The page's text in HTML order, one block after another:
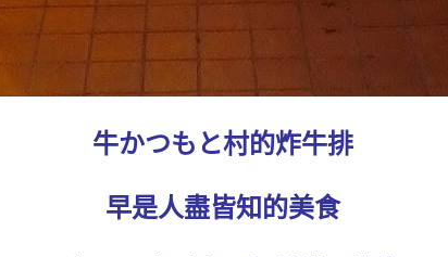
牛かつもと村的炸牛排
早是人盡皆知的美食